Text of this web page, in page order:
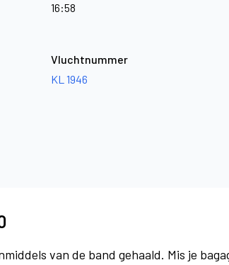
16:58
Vluchtnummer
KL 1946
van de band gehaald. Mis je